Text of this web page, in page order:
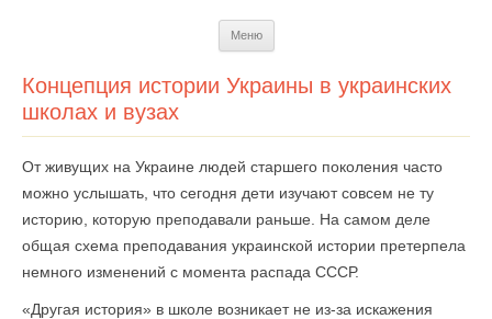
Меню
Концепция истории Украины в украинских
школах и вузах
От живущих на Украине людей старшего поколения часто
можно услышать, что сегодня дети изучают совсем не ту
историю, которую преподавали раньше. На самом деле
общая схема преподавания украинской истории претерпела
немного изменений с момента распада СССР.
«Другая история» в школе возникает не из-за искажения